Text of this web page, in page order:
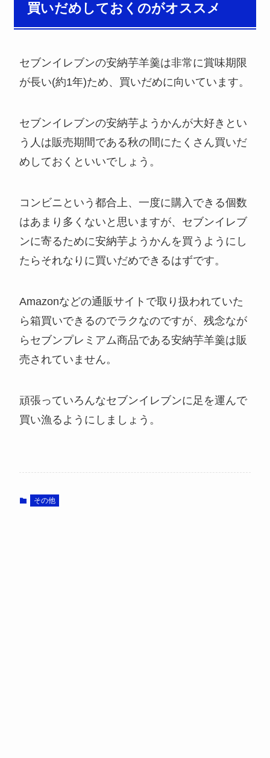
買いだめしておくのがオススメ
セブンイレブンの安納芋羊羹は非常に賞味期限
が長い(約1年)ため、買いだめに向いています。
セブンイレブンの安納芋ようかんが大好きとい
う人は販売期間である秋の間にたくさん買いだ
めしておくといいでしょう。
コンビニという都合上、一度に購入できる個数
はあまり多くないと思いますが、セブンイレブ
ンに寄るために安納芋ようかんを買うようにし
たらそれなりに買いだめできるはずです。
Amazonなどの通販サイトで取り扱われていた
ら箱買いできるのでラクなのですが、残念なが
らセブンプレミアム商品である安納芋羊羹は販
売されていません。
頑張っていろんなセブンイレブンに足を運んで
買い漁るようにしましょう。
その他